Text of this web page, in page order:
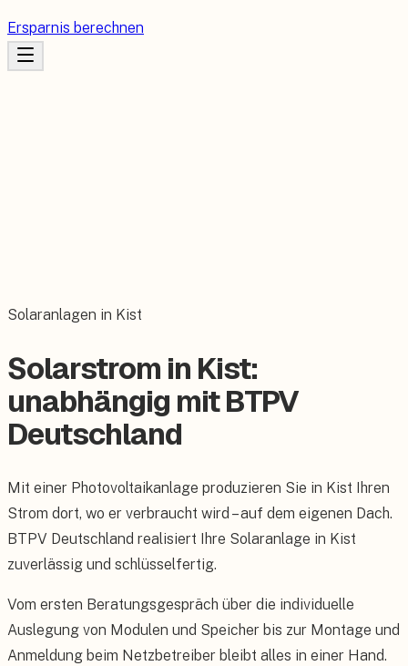
Ersparnis berechnen
Solaranlagen in Kist
Solarstrom in Kist:
unabhängig mit BTPV
Deutschland
Mit einer Photovoltaikanlage produzieren Sie in Kist Ihren
Strom dort, wo er verbraucht wird – auf dem eigenen Dach.
BTPV Deutschland realisiert Ihre Solaranlage in Kist
zuverlässig und schlüsselfertig.
Vom ersten Beratungsgespräch über die individuelle
Auslegung von Modulen und Speicher bis zur Montage und
Anmeldung beim Netzbetreiber bleibt alles in einer Hand.